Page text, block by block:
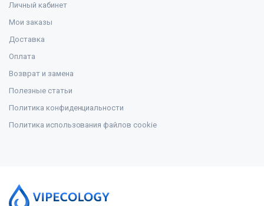
Личный кабинет
Мои заказы
Доставка
Оплата
Возврат и замена
Полезные статьи
Политика конфиденциальности
Политика использования файлов cookie